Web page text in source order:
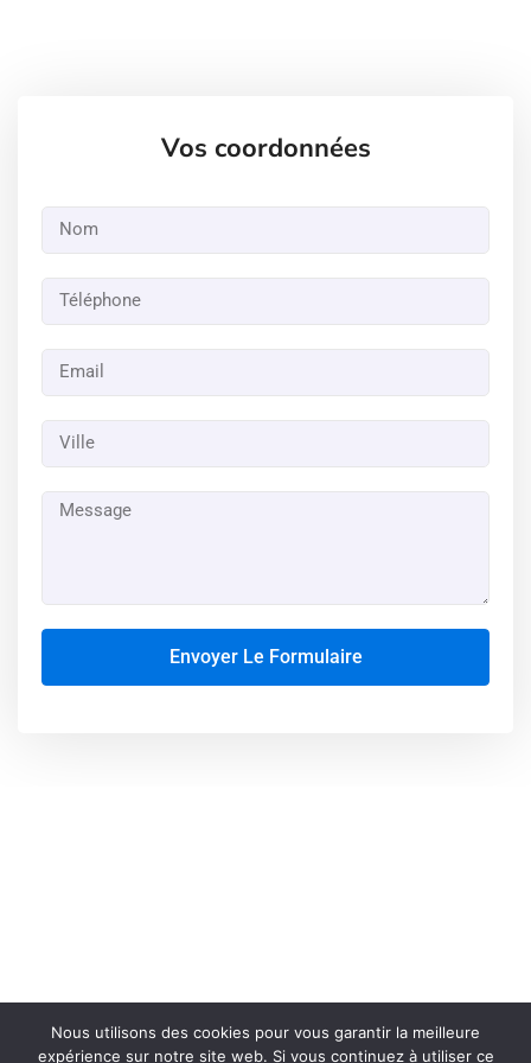
Vos coordonnées
Envoyer Le Formulaire
Nous utilisons des cookies pour vous garantir la meilleure
expérience sur notre site web. Si vous continuez à utiliser ce